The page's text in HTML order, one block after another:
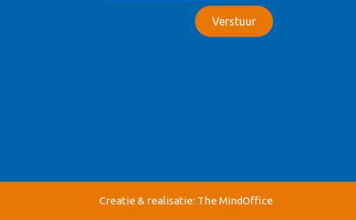
Creatie & realisatie: The MindOffice